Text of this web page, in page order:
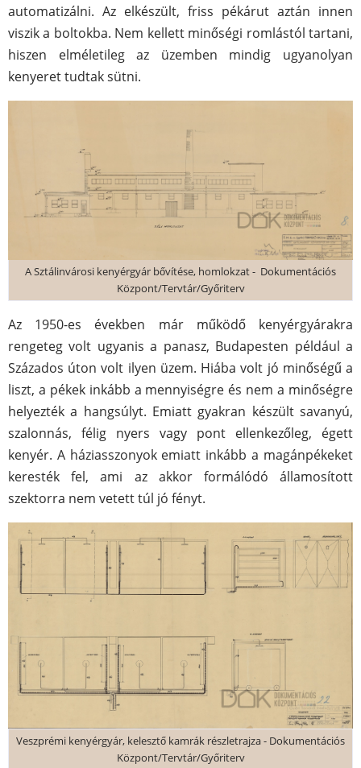
automatizálni. Az elkészült, friss pékárut aztán innen
viszik a boltokba. Nem kellett minőségi romlástól tartani,
hiszen elméletileg az üzemben mindig ugyanolyan
kenyeret tudtak sütni.
A Sztálinvárosi kenyérgyár bővítése, homlokzat - Dokumentációs
Központ/Tervtár/Győriterv
Az 1950-es években már működő kenyérgyárakra
rengeteg volt ugyanis a panasz, Budapesten például a
Százados úton volt ilyen üzem. Hiába volt jó minőségű a
liszt, a pékek inkább a mennyiségre és nem a minőségre
helyezték a hangsúlyt. Emiatt gyakran készült savanyú,
szalonnás, félig nyers vagy pont ellenkezőleg, égett
kenyér. A háziasszonyok emiatt inkább a magánpékeket
keresték fel, ami az akkor formálódó államosított
szektorra nem vetett túl jó fényt.
Veszprémi kenyérgyár, kelesztő kamrák részletrajza - Dokumentációs
Központ/Tervtár/Győriterv